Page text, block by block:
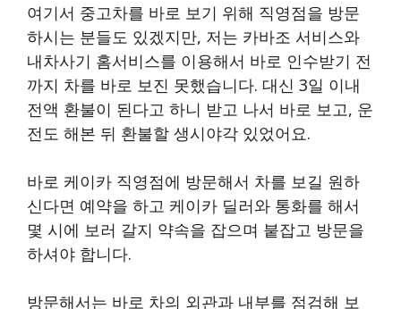
여기서 중고차를 바로 보기 위해 직영점을 방문
하시는 분들도 있겠지만, 저는 카바조 서비스와
내차사기 홈서비스를 이용해서 바로 인수받기 전
까지 차를 바로 보진 못했습니다. 대신 3일 이내
전액 환불이 된다고 하니 받고 나서 바로 보고, 운
전도 해본 뒤 환불할 생시야각 있었어요.
바로 케이카 직영점에 방문해서 차를 보길 원하
신다면 예약을 하고 케이카 딜러와 통화를 해서
몇 시에 보러 갈지 약속을 잡으며 붙잡고 방문을
하셔야 합니다.
방문해서는 바로 차의 외관과 내부를 점검해 보